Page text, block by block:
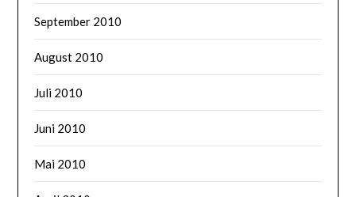
September 2010
August 2010
Juli 2010
Juni 2010
Mai 2010